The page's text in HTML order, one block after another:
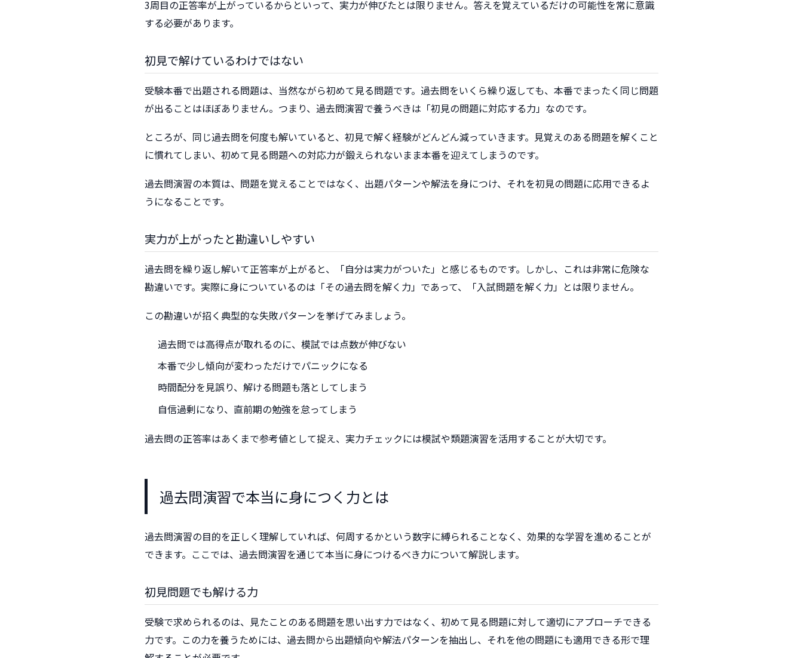
3周目の正答率が上がっているからといって、実力が伸びたとは限りません。答えを覚えているだけの可能性を常に意識
する必要があります。
初見で解けているわけではない
受験本番で出題される問題は、当然ながら初めて見る問題です。過去問をいくら繰り返しても、本番でまったく同じ問題
が出ることはほぼありません。つまり、過去問演習で養うべきは「初見の問題に対応する力」なのです。
ところが、同じ過去問を何度も解いていると、初見で解く経験がどんどん減っていきます。見覚えのある問題を解くこと
に慣れてしまい、初めて見る問題への対応力が鍛えられないまま本番を迎えてしまうのです。
過去問演習の本質は、問題を覚えることではなく、出題パターンや解法を身につけ、それを初見の問題に応用できるよ
うになることです。
実力が上がったと勘違いしやすい
過去問を繰り返し解いて正答率が上がると、「自分は実力がついた」と感じるものです。しかし、これは非常に危険な
勘違いです。実際に身についているのは「その過去問を解く力」であって、「入試問題を解く力」とは限りません。
この勘違いが招く典型的な失敗パターンを挙げてみましょう。
過去問では高得点が取れるのに、模試では点数が伸びない
本番で少し傾向が変わっただけでパニックになる
時間配分を見誤り、解ける問題も落としてしまう
自信過剰になり、直前期の勉強を怠ってしまう
過去問の正答率はあくまで参考値として捉え、実力チェックには模試や類題演習を活用することが大切です。
過去問演習で本当に身につく力とは
過去問演習の目的を正しく理解していれば、何周するかという数字に縛られることなく、効果的な学習を進めることが
できます。ここでは、過去問演習を通じて本当に身につけるべき力について解説します。
初見問題でも解ける力
受験で求められるのは、見たことのある問題を思い出す力ではなく、初めて見る問題に対して適切にアプローチできる
力です。この力を養うためには、過去問から出題傾向や解法パターンを抽出し、それを他の問題にも適用できる形で理